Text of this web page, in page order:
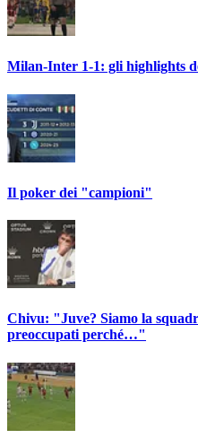
Milan-Inter 1-1: gli highlights
Il poker dei "campioni"
Chivu: "Juve? Siamo la
preoccupati perché…"